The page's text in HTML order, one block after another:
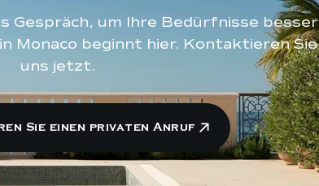
Gespräch, um Ihre Bedürfnisse besser
Monaco beginnt hier. Kontaktieren Sie
uns jetzt.
Sie einen privaten Anruf